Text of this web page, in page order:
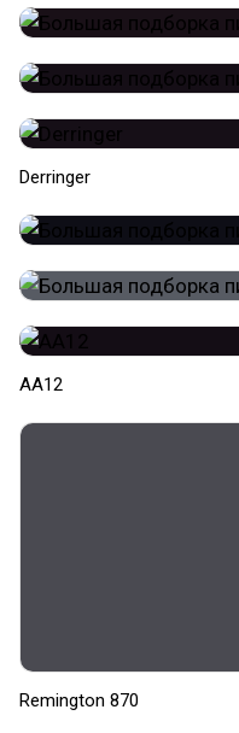
Derringer
AA12
Remington 870